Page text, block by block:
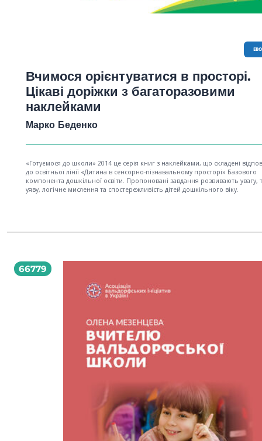
Вчимося орієнтуватися в просторі.
Цікаві доріжки з багаторазовими
наклейками
Марко Беденко
«Готуємося до школи» 2014 це серія книг з наклейками, що складені
до освітньої лінії «Дитина в сенсорно-пізнавальному просторі» Базового
компонента дошкільної освіти. Пропоновані завдання розвивають увагу,
уяву, логічне мислення та спостережливість дітей дошкільного віку.
66779